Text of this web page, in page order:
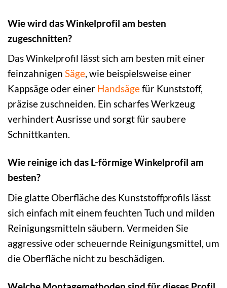
Wie wird das Winkelprofil am besten
zugeschnitten?
Das Winkelprofil lässt sich am besten mit einer
feinzahnigen Säge, wie beispielsweise einer
Kappsäge oder einer Handsägefür Kunststoff,
präzise zuschneiden. Ein scharfes Werkzeug
verhindert Ausrisse und sorgt für saubere
Schnittkanten.
Wie reinige ich das L-förmige Winkelprofil am
besten?
Die glatte Oberfläche des Kunststoffprofils lässt
sich einfach mit einem feuchten Tuch und milden
Reinigungsmitteln säubern. Vermeiden Sie
aggressive oder scheuernde Reinigungsmittel, um
die Oberfläche nicht zu beschädigen.